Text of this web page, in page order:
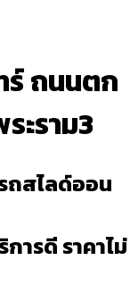
ร์ ถนนตก
ะราม3
ถสไลด์ออน
ารดี ราคาไม่